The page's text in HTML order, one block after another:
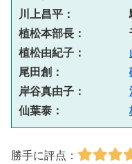
川上昌平：　　　　
植松本部長：　　　
植松由紀子：
尾田創：
岸谷真由子：
仙葉泰：
勝手に評点：